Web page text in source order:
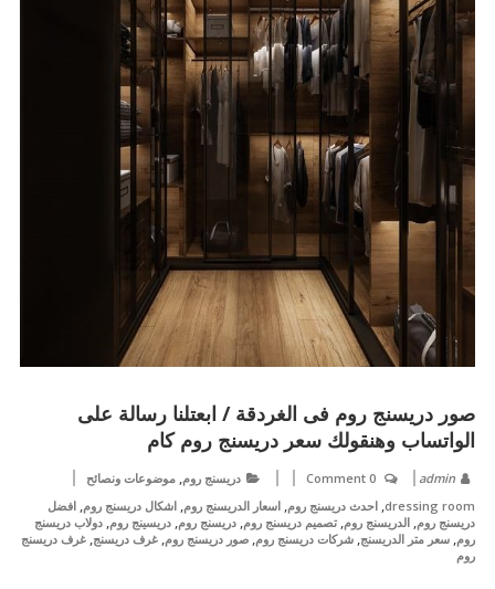
صور دريسنج روم فى الغردقة / ابعتلنا رسالة على
الواتساب وهنقولك سعر دريسنج روم كام
admin
0 Comment دريسنج روم, موضوعات ونصائح
dressing room
, احدث دريسنج روم, اسعار الدريسنج روم, اشكال دريسنج روم, افضل
دريسنج روم, الدريسنج روم, تصميم دريسنج روم, دريسنج روم, دريسينج روم, دولاب دريسنج
روم, سعر متر الدريسنج, شركات دريسنج روم, صور دريسنج روم, غرف دريسنج, غرف دريسنج
روم